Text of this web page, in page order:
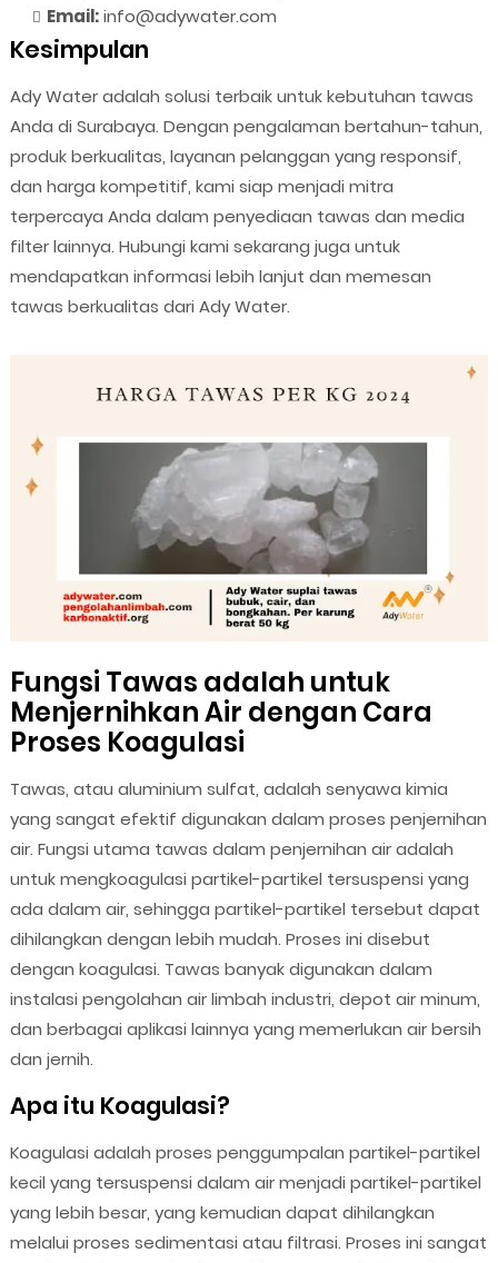
Email:info@adywater.com
Kesimpulan
Ady Water adalah solusi terbaik untuk kebutuhan tawas
Anda di Surabaya. Dengan pengalaman bertahun-tahun,
produk berkualitas, layanan pelanggan yang responsif,
dan harga kompetitif, kami siap menjadi mitra
terpercaya Anda dalam penyediaan tawas dan media
filter lainnya. Hubungi kami sekarang juga untuk
mendapatkan informasi lebih lanjut dan memesan
tawas berkualitas dari Ady Water.
Fungsi Tawas adalah untuk
Menjernihkan Air dengan Cara
Proses Koagulasi
Tawas, atau aluminium sulfat, adalah senyawa kimia
yang sangat efektif digunakan dalam proses penjernihan
air. Fungsi utama tawas dalam penjernihan air adalah
untuk mengkoagulasi partikel-partikel tersuspensi yang
ada dalam air, sehingga partikel-partikel tersebut dapat
dihilangkan dengan lebih mudah. Proses ini disebut
dengan koagulasi. Tawas banyak digunakan dalam
instalasi pengolahan air limbah industri, depot air minum,
dan berbagai aplikasi lainnya yang memerlukan air bersih
dan jernih.
Apa itu Koagulasi?
Koagulasi adalah proses penggumpalan partikel-partikel
kecil yang tersuspensi dalam air menjadi partikel-partikel
yang lebih besar, yang kemudian dapat dihilangkan
melalui proses sedimentasi atau filtrasi. Proses ini sangat